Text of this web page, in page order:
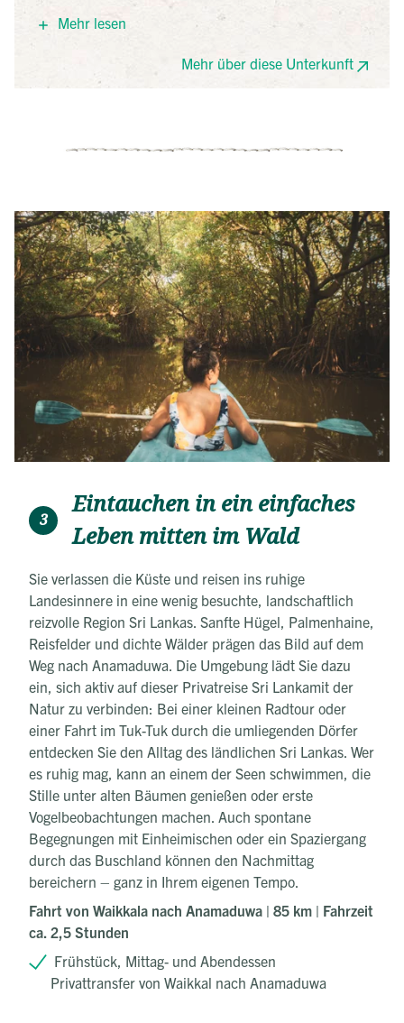
abgeschiedene Atmosphäre inmitten der Natur. Die
Bungalows sind offen gestaltet und aus
aktiv für Umweltschutz, nachhaltigen Tourismus und
Mehr lesen
Mehr über diese Unterkunft
3
Eintauchen in ein einfaches
Leben mitten im Wald
Sie verlassen die Küste und reisen ins ruhige
Landesinnere in eine wenig besuchte, landschaftlich
reizvolle Region Sri Lankas. Sanfte Hügel, Palmenhaine,
Reisfelder und dichte Wälder prägen das Bild auf dem
Weg nach Anamaduwa. Die Umgebung lädt Sie dazu
ein, sich aktiv auf dieser Privatreise Sri Lankamit der
Natur zu verbinden: Bei einer kleinen Radtour oder
einer Fahrt im Tuk-Tuk durch die umliegenden Dörfer
entdecken Sie den Alltag des ländlichen Sri Lankas. Wer
es ruhig mag, kann an einem der Seen schwimmen, die
Stille unter alten Bäumen genießen oder erste
Vogelbeobachtungen machen. Auch spontane
Begegnungen mit Einheimischen oder ein Spaziergang
durch das Buschland können den Nachmittag
bereichern – ganz in Ihrem eigenen Tempo.
Fahrt von Waikkala nach Anamaduwa | 85 km | Fahrzeit
ca. 2,5 Stunden
Frühstück, Mittag- und Abendessen
Privattransfer von Waikkal nach Anamaduwa